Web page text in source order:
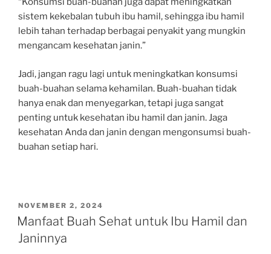
sistem kekebalan tubuh ibu hamil, sehingga ibu hamil
lebih tahan terhadap berbagai penyakit yang mungkin
mengancam kesehatan janin.”
Jadi, jangan ragu lagi untuk meningkatkan konsumsi
buah-buahan selama kehamilan. Buah-buahan tidak
hanya enak dan menyegarkan, tetapi juga sangat
penting untuk kesehatan ibu hamil dan janin. Jaga
kesehatan Anda dan janin dengan mengonsumsi buah-
buahan setiap hari.
POSTED
ON
NOVEMBER 2, 2024
Manfaat Buah Sehat untuk Ibu Hamil dan
Janinnya